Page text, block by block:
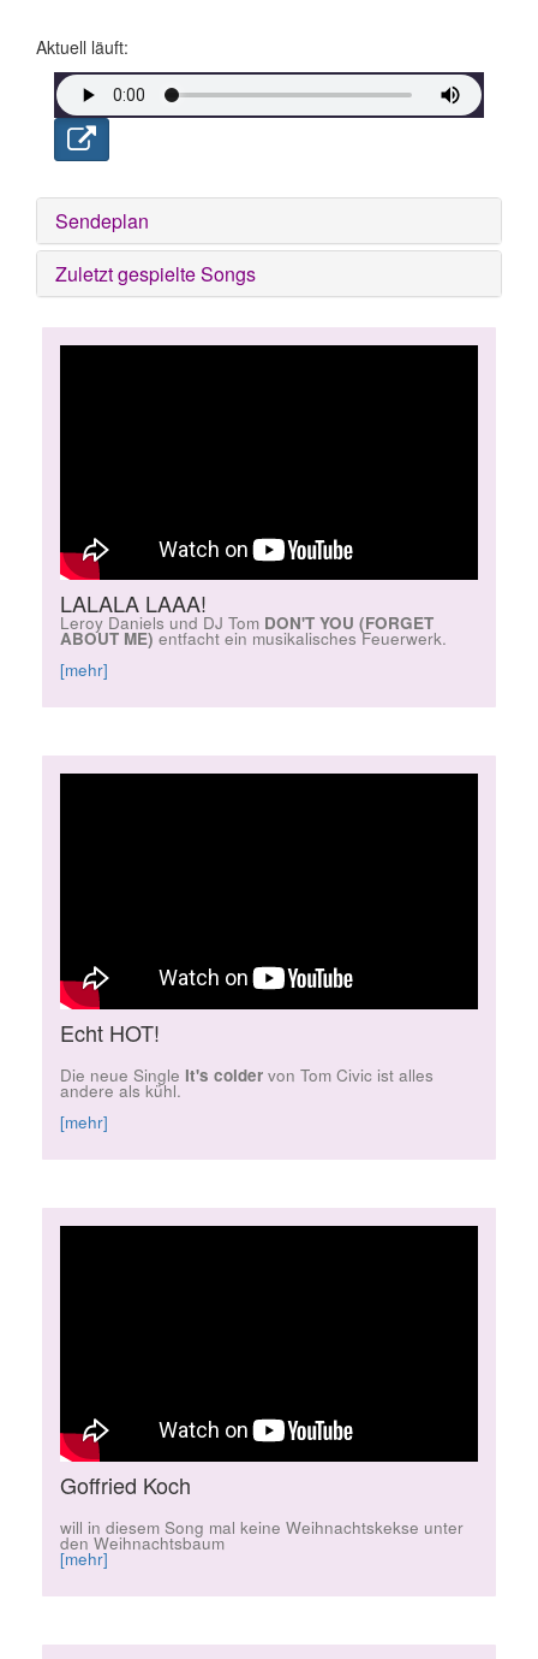
Aktuell läuft:
Sendeplan
Zuletzt gespielte Songs
LALALA LAAA!
Leroy Daniels und DJ Tom DON'T YOU (FORGET
ABOUT ME) entfacht ein musikalisches Feuerwerk.
[mehr]
Echt HOT!
Die neue Single It's colder von Tom Civic ist alles
andere als kühl.
[mehr]
Goffried Koch
will in diesem Song mal keine Weihnachtskekse unter
den Weihnachtsbaum
[mehr]